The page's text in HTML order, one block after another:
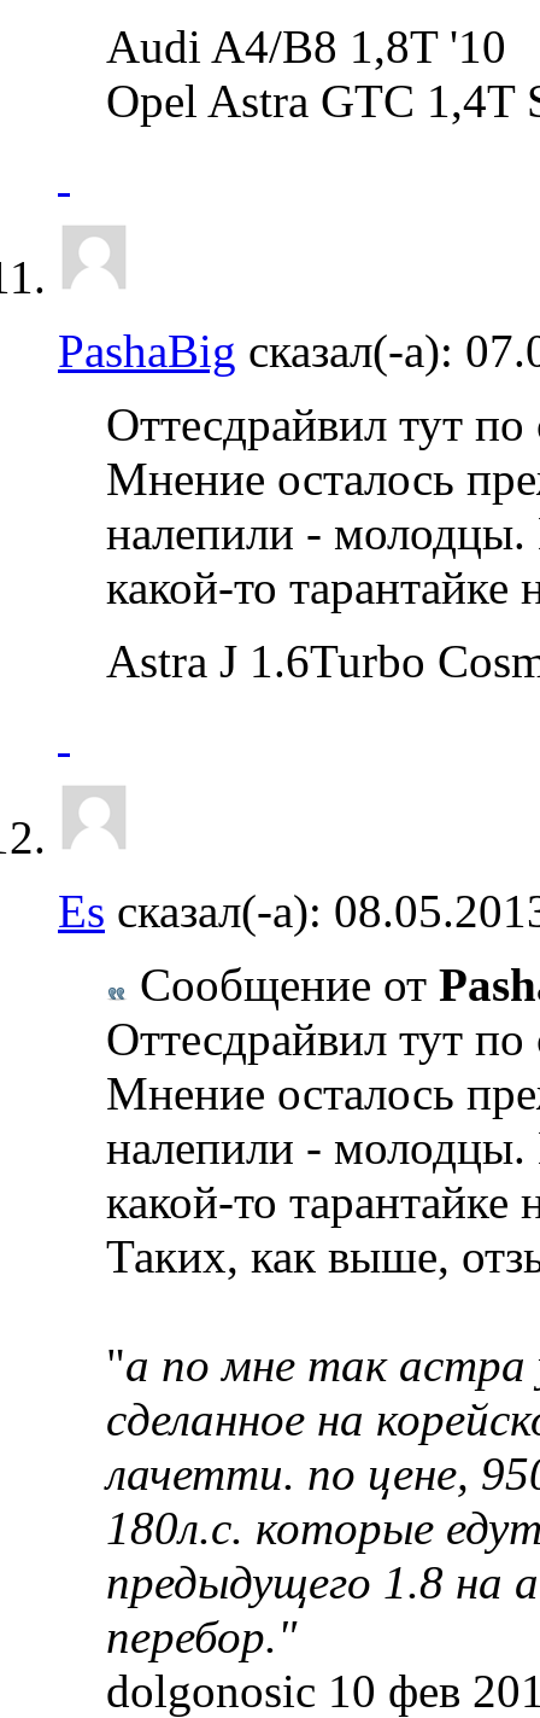
Audi A4/B8 1,8T '10
Opel Astra GTC 1,4T
PashaBig сказал(-а):
Оттесдрайвил тут
Мнение осталось
налепили - молодцы.
какой-то тарантайке
Astra J 1.6Turbo
Es сказал(-а):
Сообщение от
Оттесдрайвил тут
Мнение осталось
налепили - молодцы.
какой-то тарантайке
Таких, как выше,
"а по мне так астра
сделанное на
лачетти. по цене,
180л.с. которые
предыдущего 1.8 на
перебор."
dolgonosic 10 фев